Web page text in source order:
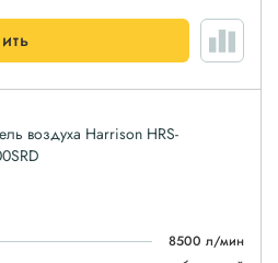
воздуха Harrison HRS-
8500 л/мин